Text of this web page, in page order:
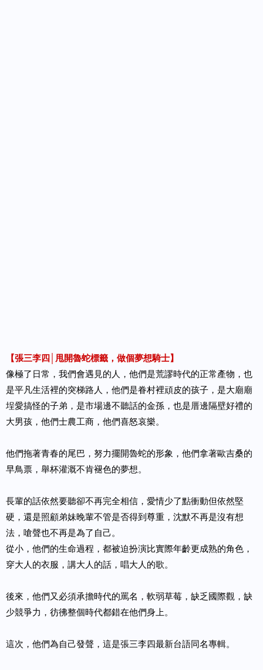
【張三李四│甩開魯蛇標籤，做個夢想騎士】
像極了日常，我們會遇見的人，他們是荒謬時代的正常產物，也
是平凡生活裡的突梯路人，他們是眷村裡頑皮的孩子，是大廟廟
埕愛搞怪的子弟，是市場邊不聽話的金孫，也是厝邊隔壁好禮的
大男孩，他們士農工商，他們喜怒哀樂。
他們拖著青春的尾巴，努力擺開魯蛇的形象，他們拿著歐吉桑的
早鳥票，舉杯灌溉不肯褪色的夢想。
長輩的話依然要聽卻不再完全相信，愛情少了點衝動但依然堅
硬，還是照顧弟妹晚輩不管是否得到尊重，沈默不再是沒有想
法，嗆聲也不再是為了自己。
從小，他們的生命過程，都被迫扮演比實際年齡更成熟的角色，
穿大人的衣服，講大人的話，唱大人的歌。
後來，他們又必須承擔時代的罵名，軟弱草莓，缺乏國際觀，缺
少競爭力，彷彿整個時代都錯在他們身上。
這次，他們為自己發聲，這是張三李四最新台語同名專輯。